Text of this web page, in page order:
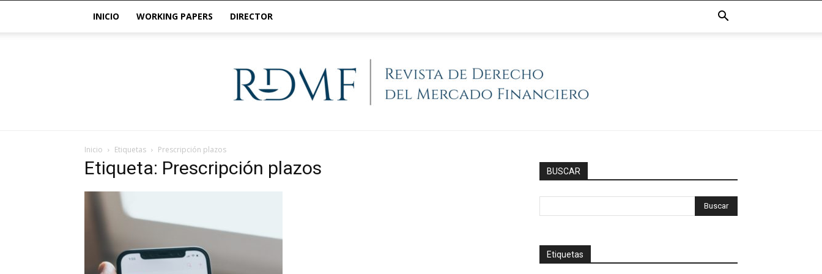
INICIO WORKING PAPERS DIRECTOR
Inicio Etiquetas Prescripción plazos
Etiqueta: Prescripción plazos BUSCAR
Etiquetas